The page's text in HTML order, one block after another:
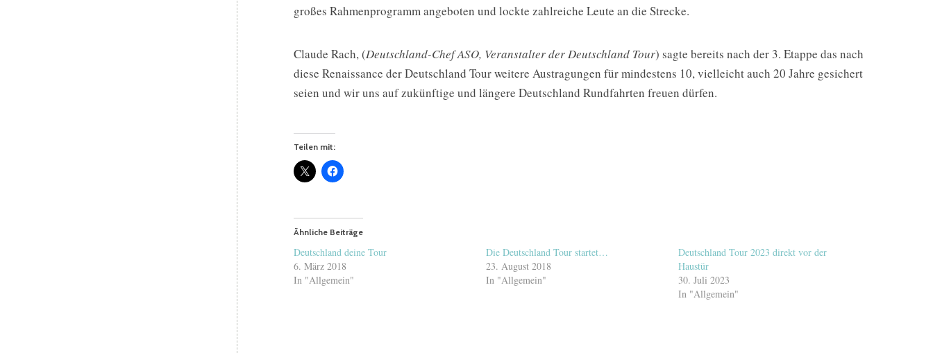
großes Rahmenprogramm angeboten und lockte zahlreiche Leute an die Strecke.
Claude Rach, (Deutschland-Chef ASO, Veranstalter der Deutschland Tour) sagte bereits nach der 3. Etappe das nach
diese Renaissance der Deutschland Tour weitere Austragungen für mindestens 10, vielleicht auch 20 Jahre gesichert
seien und wir uns auf zukünftige und längere Deutschland Rundfahrten freuen dürfen.
Teilen mit:
Ähnliche Beiträge
Deutschland deine Tour
6. März 2018
In "Allgemein"
Die Deutschland Tour startet…
23. August 2018
In "Allgemein"
Deutschland Tour 2023 direkt vor der
Haustür
30. Juli 2023
In "Allgemein"